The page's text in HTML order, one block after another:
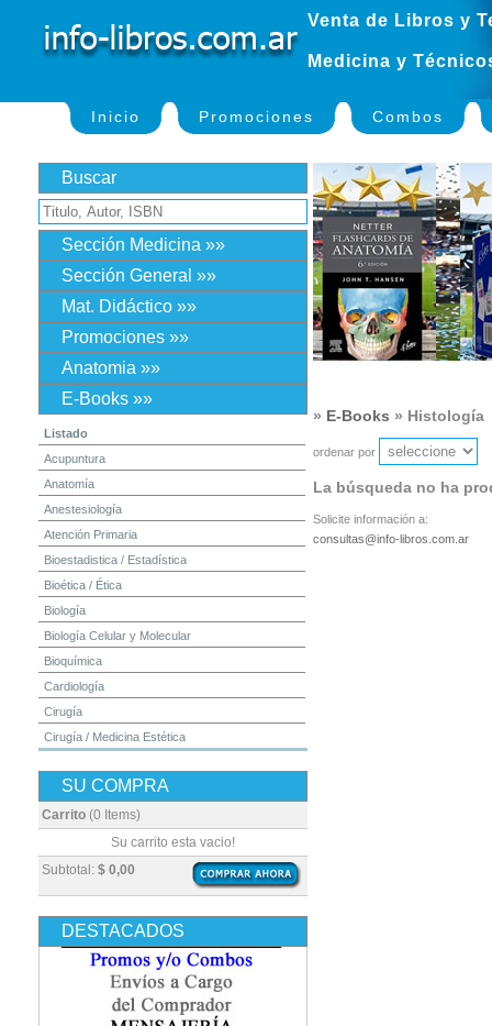
Venta de Libros y
Medicina y
Inicio Promociones Combos
Buscar
Sección Medicina »»
Sección General »»
Mat. Didáctico »»
Promociones »»
Anatomia »»
E-Books »»
Listado
Acupuntura
Anatomía
Anestesiología
Atención Primaria
Bioestadistica / Estadística
Bioética / Ética
Biología
Biología Celular y Molecular
Bioquímica
Cardiología
Cirugía
Cirugía / Medicina Estética
Dermatología
Diagnóstico por Imagen / Radiología
Embriología
Enfermería
Epidemiología
Farmacia / Farmacología
Fisiatría / Kinesiología
Fisiología / Fisiopatología
SU COMPRA
Carrito (0 Items)
Subtotal: $ 0,00
Su carrito esta vacio!
DESTACADOS
» E-Books » Histología
ordenar por
La búsqueda no ha
Solicite información a:
consultas@info-libros.com.ar